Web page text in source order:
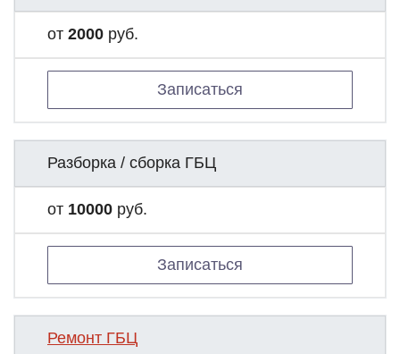
от 2000 руб.
Записаться
Разборка / сборка ГБЦ
от 10000 руб.
Записаться
Ремонт ГБЦ